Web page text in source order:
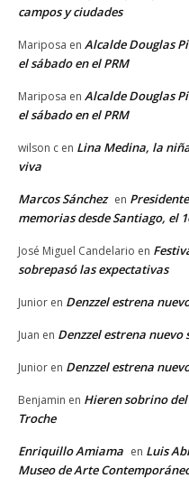
campos y ciudades
Mariposa en Alcalde Douglas
el sábado en el PRM
Mariposa en Alcalde Douglas
el sábado en el PRM
wilson c en Lina Medina, la
viva
Marcos Sánchez en
memorias desde Santiago, el
José Miguel Candelario en
sobrepasó las expectativas
Junior en Denzzel estrena
Juan en Denzzel estrena nuevo
Junior en Denzzel estrena
Benjamin en Hieren sobrino
Troche
Enriquillo Amiama en Luis
Museo de Arte